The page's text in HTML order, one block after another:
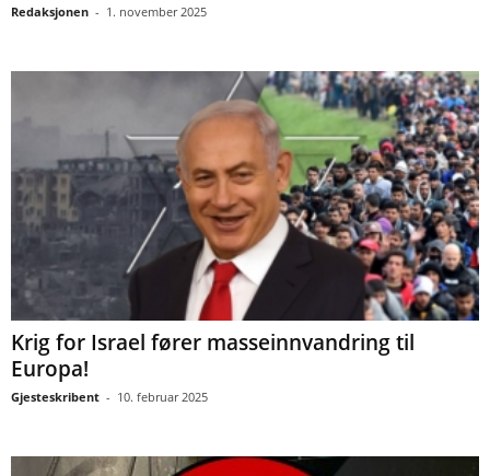
Redaksjonen - 1. november 2025
Krig for Israel fører masseinnvandring til
Europa!
Gjesteskribent - 10. februar 2025